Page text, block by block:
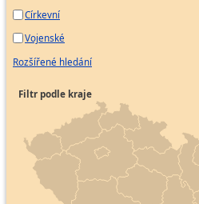
Církevní
Vojenské
Rozšířené hledání
Filtr podle kraje